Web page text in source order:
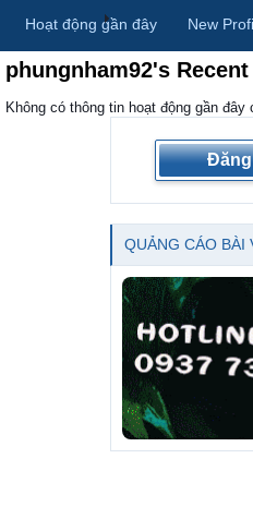
Trang chủ Thành viên
phungnham92's
Không có thông tin hoạt động gần đây
QUẢNG CÁO BÀI
Hoạt động gần đây New